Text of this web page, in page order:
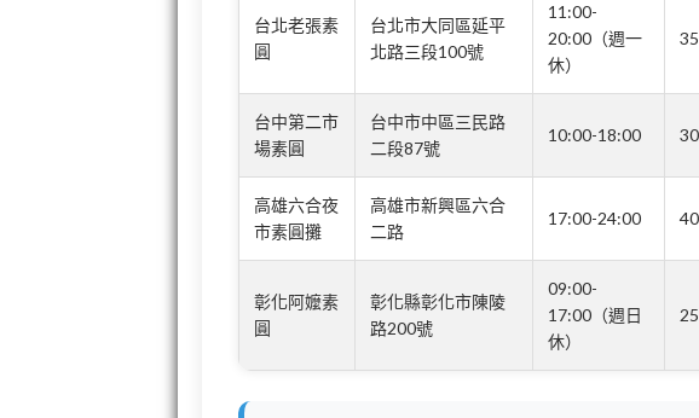
台北老張素
圓
台北市大同區延平
北路三段100號
11:00-
20:00（週一
休）
台中第二市
場素圓
台中市中區三民路
二段87號
10:00-18:00
高雄六合夜
市素圓攤
高雄市新興區六合
二路
17:00-24:00
彰化阿嬤素
圓
彰化縣彰化市陳陵
路200號
09:00-
17:00（週日
休）